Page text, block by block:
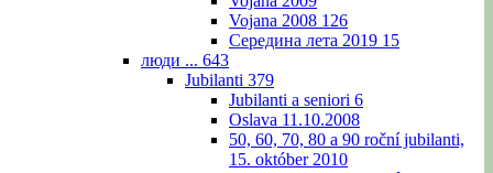
Vojana 2008 126
Середина лета 2019 15
люди ... 643
Jubilanti 379
Jubilanti a seniori 6
Oslava 11.10.2008
50, 60, 70, 80 a 90 roční jubilanti,
15. október 2010